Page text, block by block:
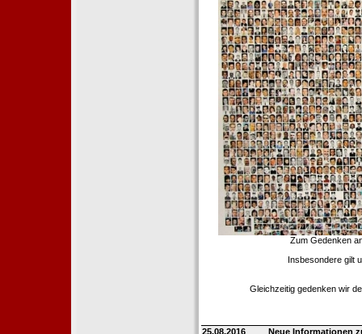
Zum Gedenken
Insbesondere gilt
Gleichzeitig gedenken wir
25.08.2016 Neue Informationen